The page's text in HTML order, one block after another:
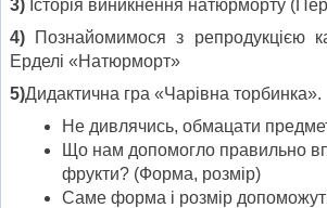
3) Історія виникнення натюрморту
4) Познайомимося з репродукцією
Ерделі «Натюрморт»
5)Дидактична гра «Чарівна торбинка».
Не дивлячись, обмацати
Що нам допомогло правильно
фрукти? (Форма, розмір)
Саме форма і розмір